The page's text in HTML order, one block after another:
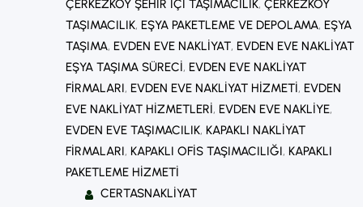
ÇERKEZKÖY ŞEHIR IÇI TAŞIMACILIK, ÇERKEZKÖY
TAŞIMACILIK, EŞYA PAKETLEME VE DEPOLAMA, EŞYA
TAŞIMA, EVDEN EVE NAKLIYAT, EVDEN EVE NAKLIYAT
EŞYA TAŞIMA SÜRECI, EVDEN EVE NAKLIYAT
FIRMALARI, EVDEN EVE NAKLIYAT HIZMETI, EVDEN
EVE NAKLIYAT HIZMETLERI, EVDEN EVE NAKLIYE
EVDEN EVE TAŞIMACILIK, KAPAKLI NAKLIYAT
FIRMALARI, KAPAKLI OFIS TAŞIMACILIĞI, KAPAKLI
PAKETLEME HIZMETI
CERTASNAKLIYAT